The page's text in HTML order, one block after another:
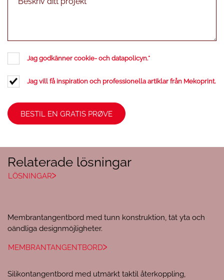
Jag godkänner cookie- och datapolicyn.*
Jag vill få inspiration och professionella artiklar från Mekoprint.
Relaterade lösningar
LÖSNINGAR
Membrantangentbord med tunn konstruktion, tät yta och
oändliga designmöjligheter.
MEMBRANTANGENTBORD
Silikontangentbord med utmärkt taktil återkoppling,